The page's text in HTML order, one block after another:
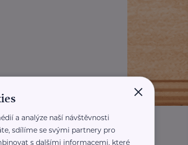
×
a analýze naší návštěvnosti
sdílíme se svými partnery pro
s dalšími informacemi, které